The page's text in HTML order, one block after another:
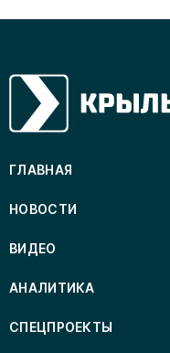
ГЛАВНАЯ
НОВОСТИ
ВИДЕО
АНАЛИТИКА
СПЕЦПРОЕКТЫ